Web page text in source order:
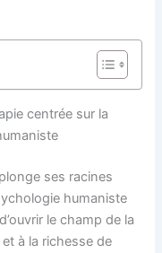
centrée sur la
ses racines
humaniste
le champ de la
à la richesse de